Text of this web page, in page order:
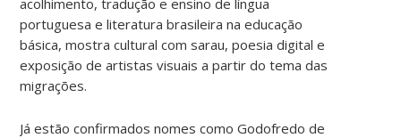
portuguesa e literatura brasileira na educação
básica, mostra cultural com sarau, poesia digital e
exposição de artistas visuais a partir do tema das
migrações.
Já estão confirmados nomes como Godofredo de